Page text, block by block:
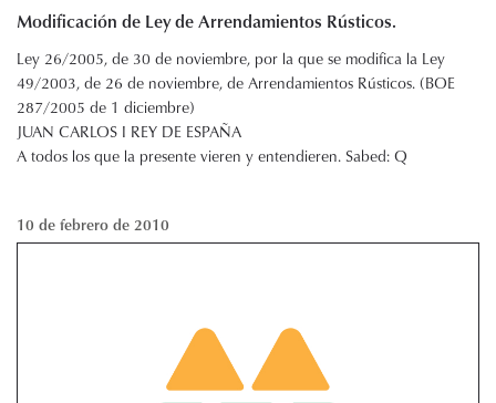
Modificación de Ley de Arrendamientos Rústicos.
Ley 26/2005, de 30 de noviembre, por la que se modifica la Ley
49/2003, de 26 de noviembre, de Arrendamientos Rústicos. (BOE
287/2005 de 1 diciembre)
JUAN CARLOS I REY DE ESPAÑA
A todos los que la presente vieren y entendieren. Sabed: Q
10 de febrero de 2010